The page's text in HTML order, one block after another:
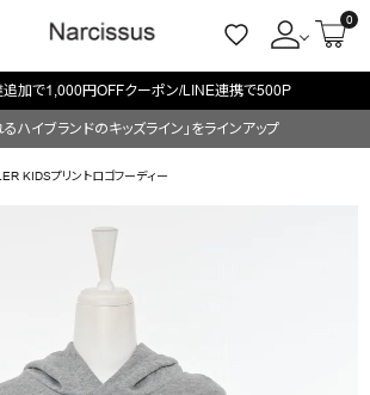
0
加で1,000円OFFクーポン/LINE連携で500P
るハイブランドのキッズライン」をラインアップ
KIDSプリントロゴフーディー